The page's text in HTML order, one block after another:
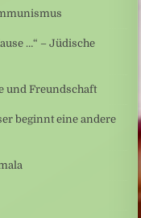
…“ – Jüdische
und Freundschaft
beginnt eine andere